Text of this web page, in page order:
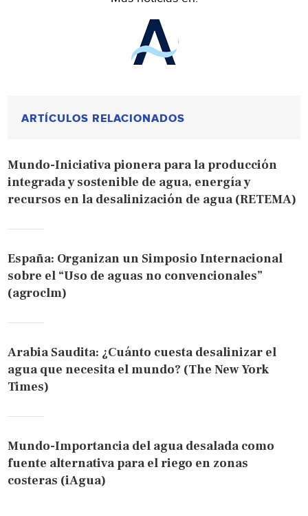
ARTÍCULOS RELACIONADOS
Mundo-Iniciativa pionera para la producción
integrada y sostenible de agua, energía y
recursos en la desalinización de agua (RETEMA)
España: Organizan un Simposio Internacional
sobre el “Uso de aguas no convencionales”
(agroclm)
Arabia Saudita: ¿Cuánto cuesta desalinizar el
agua que necesita el mundo? (The New York
Times)
Mundo-Importancia del agua desalada como
fuente alternativa para el riego en zonas
costeras (iAgua)